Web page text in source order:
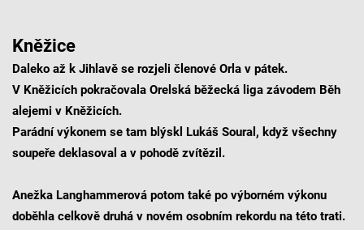
Kněžice
Daleko až k Jihlavě se rozjeli členové Orla v pátek.
V Kněžicích pokračovala Orelská běžecká liga závodem Běh
alejemi v Kněžicích.
Parádní výkonem se tam blýskl Lukáš Soural, když všechny
soupeře deklasoval a v pohodě zvítězil.
Anežka Langhammerová potom také po výborném výkonu
doběhla celkově druhá v novém osobním rekordu na této trati.